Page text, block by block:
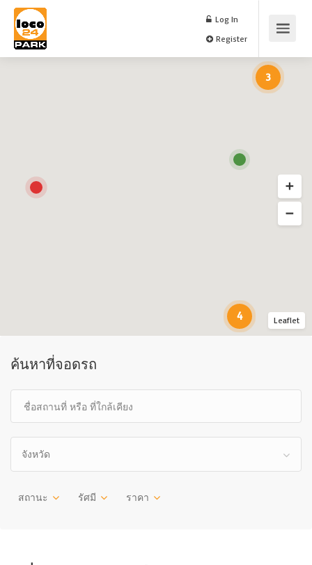
Log In
ค้นหาที่จอดรถ
จังหวัด
สถานะ รัศมี ราคา
3
4 Leaflet